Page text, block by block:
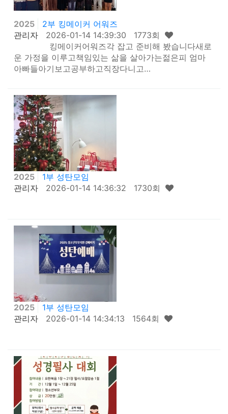
2025
2부 킹메이커 어워즈
관리자 2026-01-14 14:39:30 1773회
킹메이커어워즈각 잡고 준비해 봤습니다새로
운 가정을 이루고책임있는 삶을 살아가는젊은피 엄마
아빠들아기보고공부하고직장다니고…
2025
1부 성탄모임
관리자 2026-01-14 14:36:32 1730회
2025
1부 성탄모임
관리자 2026-01-14 14:34:13 1564회